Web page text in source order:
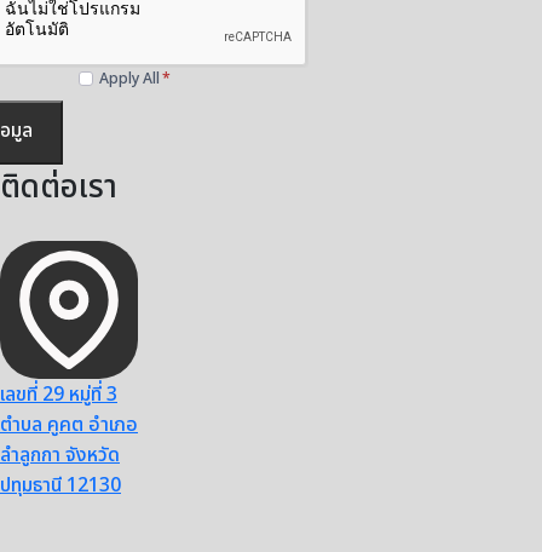
Apply All*
มูล
ติดต่อเรา
เลขที่ 29 หมู่ที่ 3
ตำบล คูคต อำเภอ
ลำลูกกา จังหวัด
ปทุมธานี 12130